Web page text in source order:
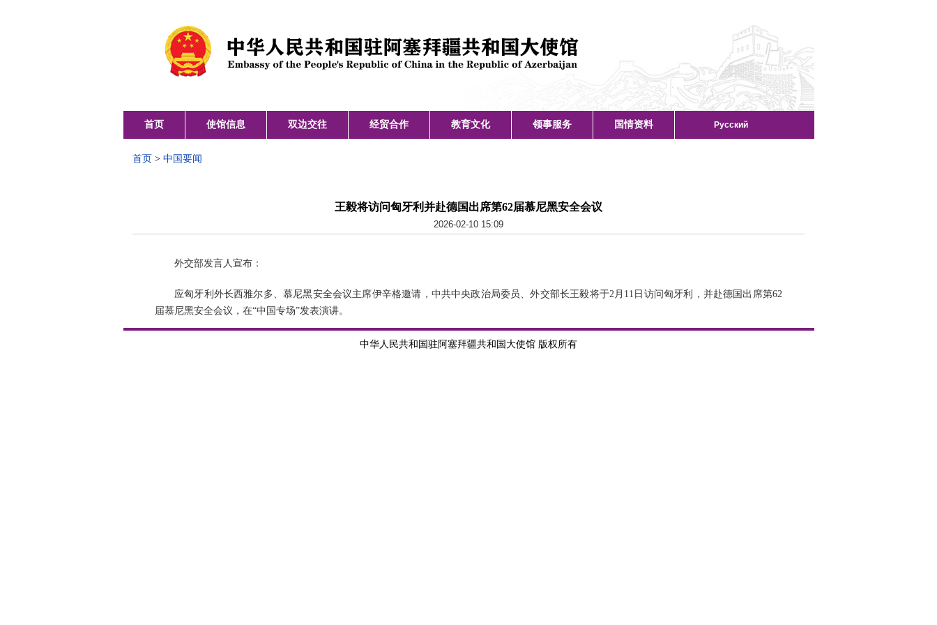
首页 使馆信息 双边交往 经贸合作 教育文化 领事服务 国情资料 Русский
首页 > 中国要闻
王毅将访问匈牙利并赴德国出席第62届慕尼黑安全会议
2026-02-10 15:09
外交部发言人宣布：
应匈牙利外长西雅尔多、慕尼黑安全会议主席伊辛格邀请，中共中央政治局委员、外交部长王毅将于2月11日访问匈牙利，并赴德国出席第62
届慕尼黑安全会议，在“中国专场”发表演讲。
中华人民共和国驻阿塞拜疆共和国大使馆 版权所有